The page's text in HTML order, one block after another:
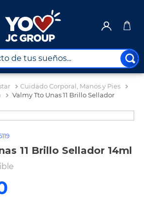
tus sueños...
Cuidado Corporal, Manos y Pies
Valmy Tto Unas 11 Brillo Sellador
11 Brillo Sellador 14ml
MÁS BUSCADOS
combos
maximuebles
celulares
nevera
turismo
tv